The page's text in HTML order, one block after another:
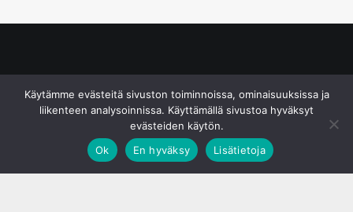
Käytämme evästeitä sivuston toiminnoissa, ominaisuuksissa ja
liikenteen analysoinnissa. Käyttämällä sivustoa hyväksyt
evästeiden käytön.
Ok
En hyväksy Lisätietoja